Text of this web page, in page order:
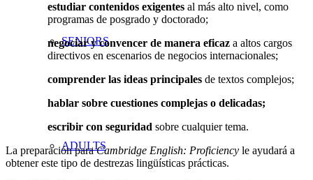
SENIORS
ADULTS
estudiar contenidos exigentes al más alto nivel, como
programas de posgrado y doctorado;
negociar y convencer de manera eficaz a altos cargos
directivos en escenarios de negocios internacionales;
comprender las ideas principales de textos complejos;
hablar sobre cuestiones complejas o delicadas;
escribir con seguridad sobre cualquier tema.
La preparación paraCambridge English: Proficiency le ayudará a
obtener este tipo de destrezas lingüísticas prácticas.